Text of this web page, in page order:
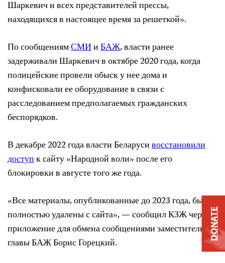
Шаркевич и всех представителей прессы,
находящихся в настоящее время за решеткой».
По сообщениямСМИиБАЖ, власти ранее
задерживали Шаркевич в октябре 2020 года, когда
полицейские провели обыск у нее дома и
конфисковали ее оборудование в связи с
расследованием предполагаемых гражданских
беспорядков.
В декабре 2022 года власти Беларусивосстановили
доступк сайту «Народной воли» после его
блокировки в августе того же года.
«Все материалы, опубликованные до 2023 года, были
полностью удалены с сайта», — сообщил КЗЖ через
приложение для обмена сообщениями заместитель
главы БАЖ Борис Горецкий.
DONATE